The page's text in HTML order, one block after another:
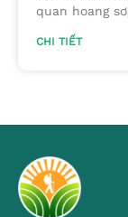
quan hoang
CHI TIẾT